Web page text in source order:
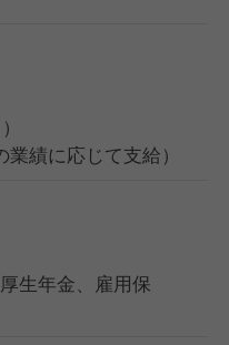
績に応じて⽀給）
生年金、雇用保